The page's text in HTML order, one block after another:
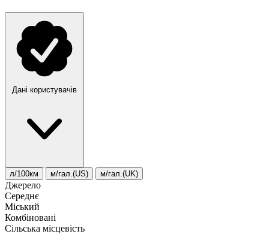
Дані користувачів
л/100км м/гал.(US) м/гал.(UK)
Джерело
Середнє
Міський
Комбіновані
Сільська місцевість